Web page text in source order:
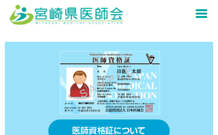
医師の皆さまへ
重要なお知らせ
県民の皆さまへ